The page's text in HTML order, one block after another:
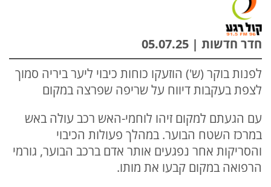
חדר חדשות | 05.07.25
לפנות בוקר (ש') הוזעקו כוחות כיבוי ליער ביריה סמוך
לצפת בעקבות דיווח על שריפה שפרצה במקום
עם הגעתם למקום זיהו לוחמי-האש רכב עולה באש
במרכז השטח הבוער. במהלך פעולות הכיבוי
והסריקות אחר נפגעים אותר אדם ברכב הבוער, גורמי
הרפואה במקום קבעו את מותו.